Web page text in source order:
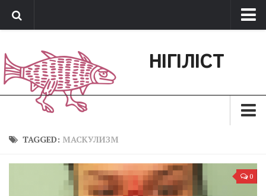
Обратная связь
Поддержать сайт
НІГІЛІСТ
Зараз
TAGGED: МАСКУЛИЗМ
0